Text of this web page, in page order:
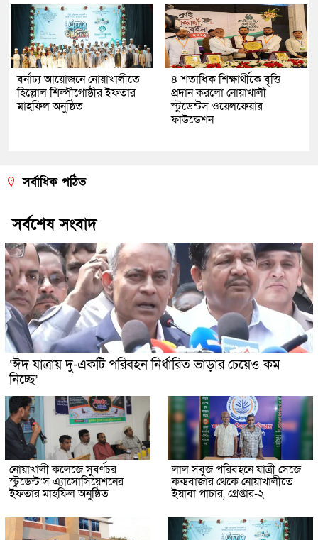
বর্নাঢ্য আয়োজনে নোয়াখালীতে
হিল্লোল শিল্পীগোষ্ঠীর ইফতার
মাহফিল অনুষ্ঠিত
৪ শতাধিক শিক্ষার্থীকে বৃত্তি
প্রদান করলো নোয়াখালী
স্টুডেন্টস ওয়েলফেয়ার
ফাউন্ডেশন
সর্বাধিক পঠিত
সর্বশেষ সংবাদ
‘ঈদ যাত্রায় দু-একটি পরিবহন নির্ধারিত ভাড়ার চেয়েও কম
নিচ্ছে’
নোয়াখালী কলেজে সুবর্ণচর
স্টুডেন্ট’স এ্যাসোসিয়েশনের
ইফতার মাহফিল অনুষ্ঠিত
লাল সবুজ পরিবহনে যাত্রী সেজে
কক্সবাজার থেকে নোয়াখালীতে
ইয়াবা পাচার, গ্রেপ্তার-২